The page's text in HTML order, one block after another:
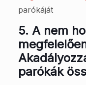
parókáját
5. A nem
parókák